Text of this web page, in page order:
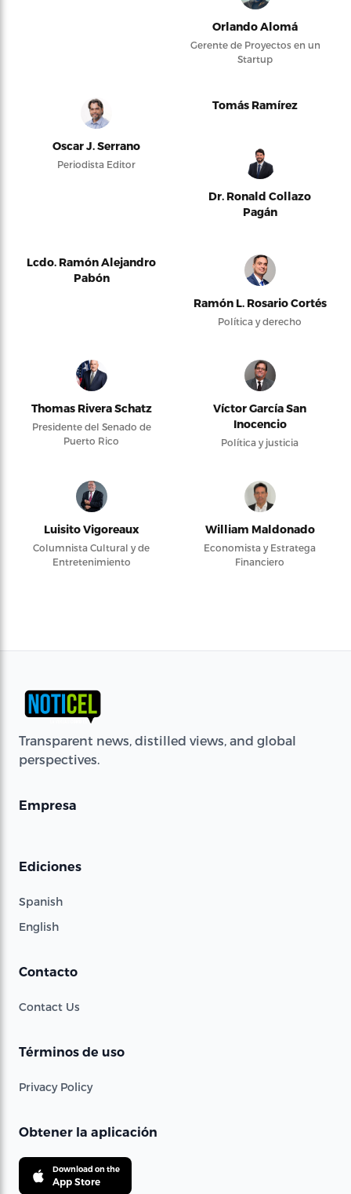
Orlando Alomá
Gerente de Proyectos en un
Startup
Oscar J. Serrano
Periodista Editor
Tomás Ramírez
Dr. Ronald Collazo
Pagán
Lcdo. Ramón Alejandro
Pabón
Ramón L. Rosario Cortés
Política y derecho
Thomas Rivera Schatz
Presidente del Senado de
Puerto Rico
Víctor García San
Inocencio
Política y justicia
Luisito Vigoreaux
Columnista Cultural y de
Entretenimiento
William Maldonado
Economista y Estratega
Financiero
Transparent news, distilled views, and global
perspectives.
Empresa
Ediciones
Spanish
English
Contacto
Contact Us
Términos de uso
Privacy Policy
Obtener la aplicación
Download on the
App Store